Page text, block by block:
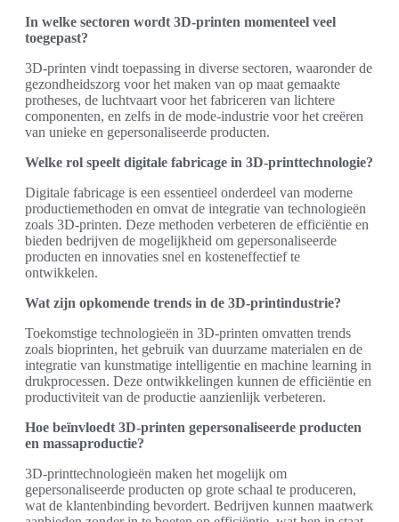
In welke sectoren wordt 3D-printen momenteel veel
toegepast?
3D-printen vindt toepassing in diverse sectoren, waaronder de
gezondheidszorg voor het maken van op maat gemaakte
protheses, de luchtvaart voor het fabriceren van lichtere
componenten, en zelfs in de mode-industrie voor het creëren
van unieke en gepersonaliseerde producten.
Welke rol speelt digitale fabricage in 3D-printtechnologie?
Digitale fabricage is een essentieel onderdeel van moderne
productiemethoden en omvat de integratie van technologieën
zoals 3D-printen. Deze methoden verbeteren de efficiëntie en
bieden bedrijven de mogelijkheid om gepersonaliseerde
producten en innovaties snel en kosteneffectief te
ontwikkelen.
Wat zijn opkomende trends in de 3D-printindustrie?
Toekomstige technologieën in 3D-printen omvatten trends
zoals bioprinten, het gebruik van duurzame materialen en de
integratie van kunstmatige intelligentie en machine learning in
drukprocessen. Deze ontwikkelingen kunnen de efficiëntie en
productiviteit van de productie aanzienlijk verbeteren.
Hoe beïnvloedt 3D-printen gepersonaliseerde producten
en massaproductie?
3D-printtechnologieën maken het mogelijk om
gepersonaliseerde producten op grote schaal te produceren,
wat de klantenbinding bevordert. Bedrijven kunnen maatwerk